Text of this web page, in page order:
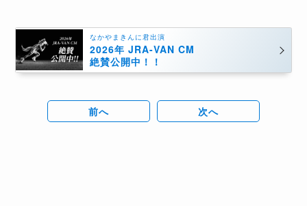
なかやまきんに君出演
2026年 JRA-VAN CM
絶賛公開中！！
前へ 次へ